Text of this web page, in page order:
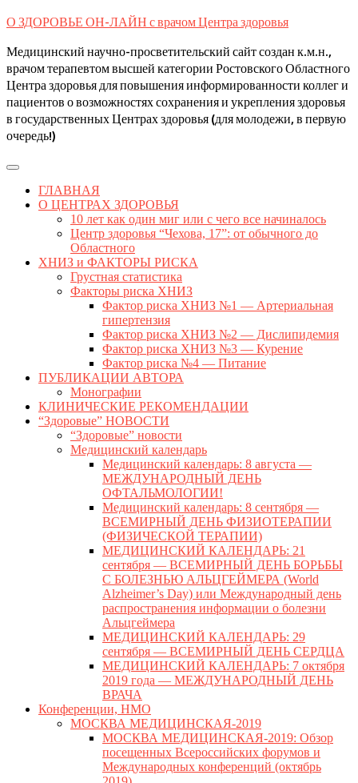
Skip
content
О ЗДОРОВЬЕ ОН-ЛАЙН с врачом Центра здоровья
Медицинский научно-просветительский сайт создан к.м.н.,
врачом терапевтом высшей категории Ростовского Областного
Центра здоровья для повышения информированности коллег и
пациентов о возможностях сохранения и укрепления здоровья
в государственных Центрах здоровья (для молодежи, в первую
очередь!)
Open
ButtonГЛАВНАЯ
О ЦЕНТРАХ ЗДОРОВЬЯ
10 лет как один миг или с чего все начиналось
Центр здоровья “Чехова, 17”: от обычного до
Областного
ХНИЗ и ФАКТОРЫ РИСКА
Грустная статистика
Факторы риска ХНИЗ
Фактор риска ХНИЗ №1 — Артериальная
гипертензия
Фактор риска ХНИЗ №2 — Дислипидемия
Фактор риска ХНИЗ №3 — Курение
Фактор риска №4 — Питание
ПУБЛИКАЦИИ АВТОРА
Монографии
КЛИНИЧЕСКИЕ РЕКОМЕНДАЦИИ
“Здоровые” НОВОСТИ
“Здоровые” новости
Медицинский календарь
Медицинский календарь: 8 августа —
МЕЖДУНАРОДНЫЙ ДЕНЬ
ОФТАЛЬМОЛОГИИ!
Медицинский календарь: 8 сентября —
ВСЕМИРНЫЙ ДЕНЬ ФИЗИОТЕРАПИИ
(ФИЗИЧЕСКОЙ ТЕРАПИИ)
МЕДИЦИНСКИЙ КАЛЕНДАРЬ: 21
сентября — ВСЕМИРНЫЙ ДЕНЬ БОРЬБЫ
С БОЛЕЗНЬЮ АЛЬЦГЕЙМЕРА (World
Alzheimer’s Day) или Международный день
распространения информации о болезни
Альцгеймера
МЕДИЦИНСКИЙ КАЛЕНДАРЬ: 29
сентября — ВСЕМИРНЫЙ ДЕНЬ СЕРДЦА
МЕДИЦИНСКИЙ КАЛЕНДАРЬ: 7 октября
2019 года — МЕЖДУНАРОДНЫЙ ДЕНЬ
ВРАЧА
Конференции, НМО
МОСКВА МЕДИЦИНСКАЯ-2019
МОСКВА МЕДИЦИНСКАЯ-2019: Обзор
посещенных Всероссийских форумов и
Международных конференций (октябрь